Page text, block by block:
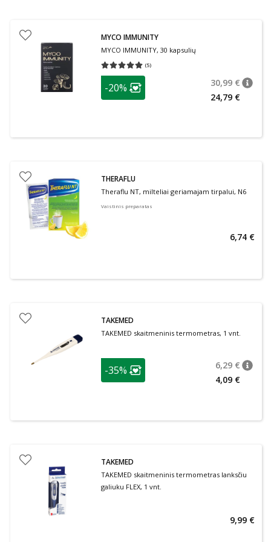
MYCO IMMUNITY
MYCO IMMUNITY, 30 kapsulių
(5)
Vidutinis įvertinimas 5.00
patarimas
Lojalumo klubo narių nuolaida
-20% 30,99 €
24,79 €
THERAFLU
Theraflu NT, milteliai geriamajam tirpalui, N6
Vaistinis preparatas
6,74 €
TAKEMED
TAKEMED skaitmeninis termometras, 1 vnt.
patarimas
Lojalumo klubo narių nuolaida
-35% 6,29 €
4,09 €
TAKEMED
TAKEMED skaitmeninis termometras lanksčiu
galiuku FLEX, 1 vnt.
9,99 €